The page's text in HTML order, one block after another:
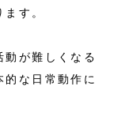
す。
動が難しくなる
的な日常動作に